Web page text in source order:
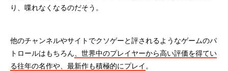
り、喋れなくなるのだそう。
他のチャンネルやサイトでクソゲーと評されるようなゲームのパ
トロールはもちろん 、世界中のプレイヤーから高い評価を得てい
る往年の名作や、最新作も積極的にプレイ 。